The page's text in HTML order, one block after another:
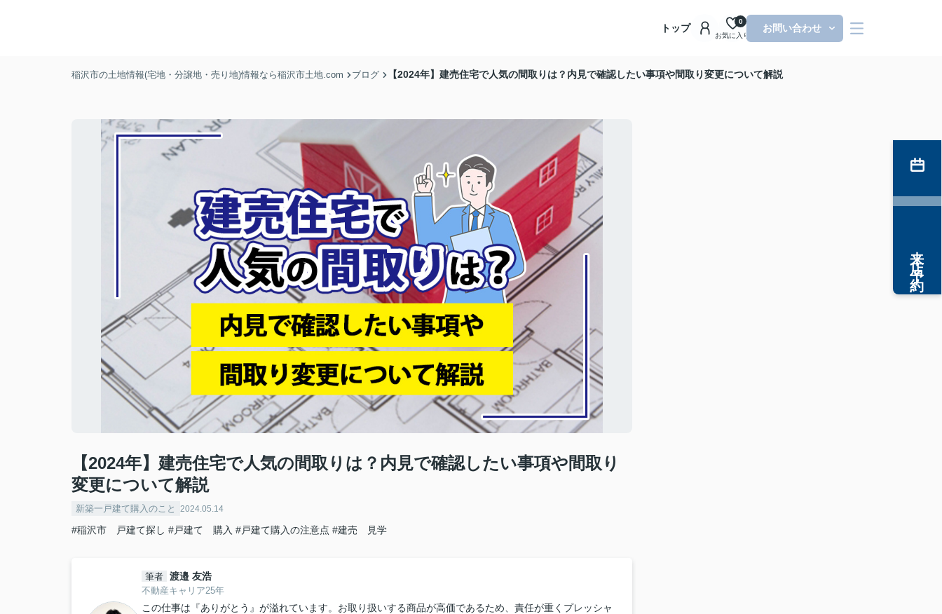
トップ
お気に入り
0
お問い合わせ
稲沢市の土地情報(宅地・分譲地・売り地)情報なら稲沢市土地.com ブログ 【2024年】建売住宅で人気の間取りは？内見で確認したい事項や間取り変更について解説
【2024年】建売住宅で人気の間取りは？内見で確認したい事項や間取り
変更について解説
新築一戸建て購入のこと 2024.05.14
#稲沢市 戸建て探し #戸建て 購入 #戸建て購入の注意点 #建売 見学
筆者 渡邉 友浩
不動産キャリア25年
この仕事は『ありがとう』が溢れています。お取り扱いする商品が高価であるため、責任が重くプレッシャ
来店予約